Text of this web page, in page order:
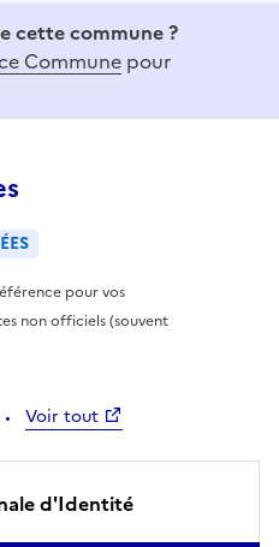
cette commune ?
Commune pour
pour vos
non officiels (souvent
Voir tout
d'Identité